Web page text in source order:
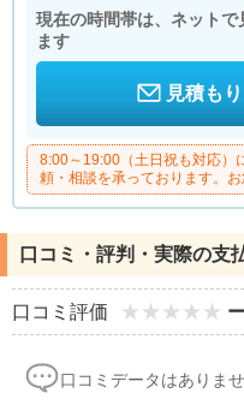
現在の時間帯は、ネット
ます
見積も
8:00～19:00（土日祝も対応）
頼・相談を承っております。
口コミ・評判・実際の支
口コミ評価
口コミデータはありま